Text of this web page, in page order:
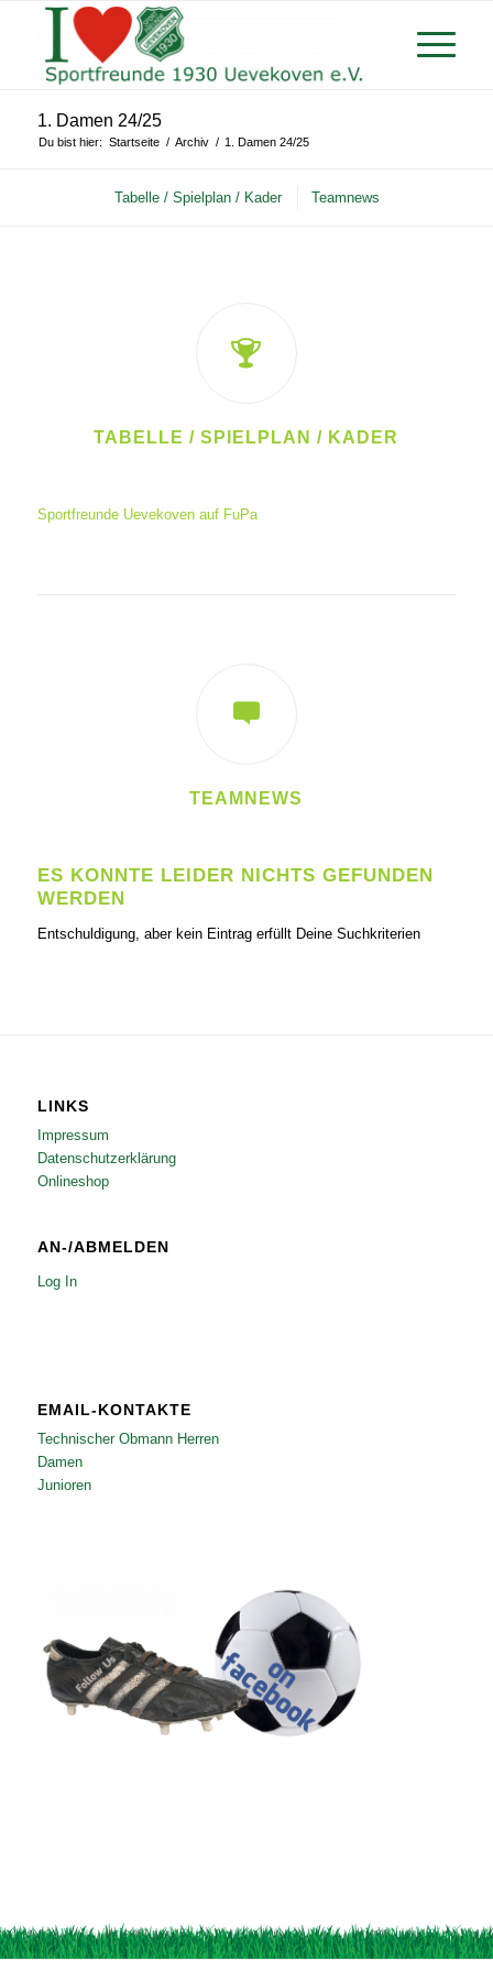
1. Damen 24/25
Du bist hier: Startseite / Archiv / 1. Damen 24/25
Tabelle / Spielplan / Kader Teamnews
TABELLE / SPIELPLAN / KADER
Sportfreunde Uevekoven auf FuPa
TEAMNEWS
ES KONNTE LEIDER NICHTS GEFUNDEN
WERDEN
Entschuldigung, aber kein Eintrag erfüllt Deine Suchkriterien
LINKS
Impressum
Datenschutzerklärung
Onlineshop
AN-/ABMELDEN
Log In
EMAIL-KONTAKTE
Technischer Obmann Herren
Damen
Junioren